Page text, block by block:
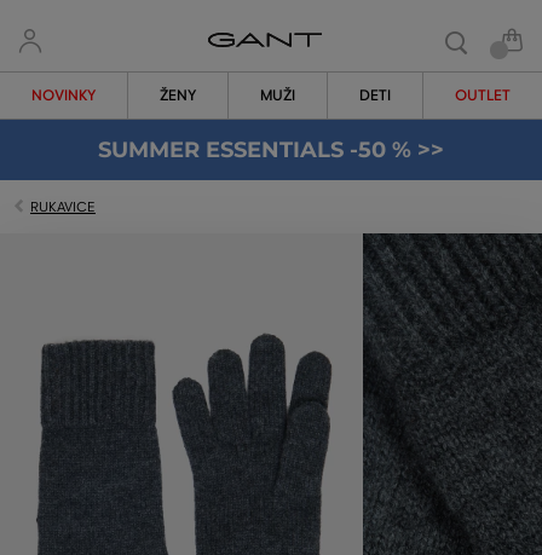
NOVINKY ŽENY MUŽI DETI OUTLET
SUMMER ESSENTIALS -50 % >>
RUKAVICE